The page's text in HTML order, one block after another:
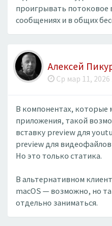
проигрывать потоковое
сообщениях и в общих
Алексей
Ср мар 11, 2026
В компонентах, которые
приложения, такой
вставку preview для
preview для
Но это только статика.
В альтернативном
macOS — возможно, но
отдельно заниматься.